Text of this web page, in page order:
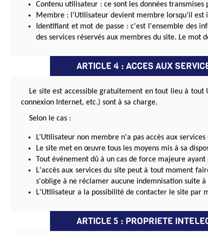
Contenu utilisateur : ce sont les données
Membre : l'Utilisateur devient membre lorsqu'il est
Identifiant et mot de passe : c'est l'ensemble des
des services réservés aux membres du site. Le mot
ARTICLE 4 : ACCES AUX
Le site est accessible gratuitement en tout lieu à
connexion Internet, etc.) sont à sa charge.
Selon le cas :
L’Utilisateur non membre n'a pas accès aux
Le site met en œuvre tous les moyens mis à sa
Tout événement dû à un cas de force majeure
L'accès aux services du site peut à tout moment
s'oblige à ne réclamer aucune indemnisation suite
L'Utilisateur a la possibilité de contacter le site par
ARTICLE 5 : PROPRIETE